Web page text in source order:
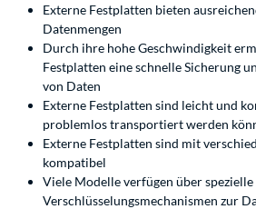
Externe Festplatten bieten
Datenmengen
Durch ihre hohe Geschwindigkeit
Festplatten eine schnelle Sicherung
von Daten
Externe Festplatten sind leicht und
problemlos transportiert werden
Externe Festplatten sind mit
kompatibel
Viele Modelle verfügen über spezielle
Verschlüsselungsmechanismen zur